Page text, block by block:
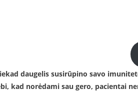
daugelis susirūpino savo
kad norėdami sau gero, pacientai